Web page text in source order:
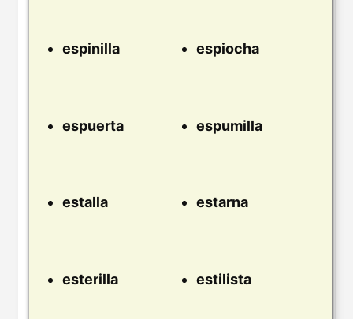
espinilla espiocha
espuerta espumilla
estalla estarna
esterilla estilista